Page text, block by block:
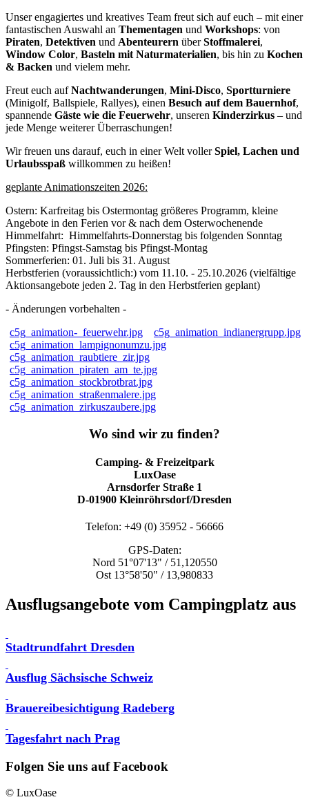
Unser engagiertes und kreatives Team freut sich auf euch – mit einer
fantastischen Auswahl an Thementagen und Workshops: von
Piraten, Detektiven und Abenteurern überStoffmalerei,
Window Color, Basteln mit Naturmaterialien, bis hin zu Kochen
& Backen und vielem mehr.
Freut euch aufNachtwanderungen, Mini-Disco, Sportturniere
(Minigolf, Ballspiele, Rallyes), einen Besuch auf dem Bauernhof,
spannende Gäste wie die Feuerwehr, unseren Kinderzirkus – und
jede Menge weiterer Überraschungen!
Wir freuen uns darauf, euch in einer Welt vollerSpiel, Lachen und
Urlaubsspaß willkommen zu heißen!
geplante Animationszeiten 2026:
Ostern: Karfreitag bis Ostermontag größeres Programm, kleine
Angebote in den Ferien vor & nach dem Osterwochenende
Himmelfahrt: Himmelfahrts-Donnerstag bis folgenden Sonntag
Pfingsten: Pfingst-Samstag bis Pfingst-Montag
Sommerferien: 01. Juli bis 31. August
Herbstferien (voraussichtlich:) vom 11.10. - 25.10.2026 (vielfältige
Aktionsangebote jeden 2. Tag in den Herbstferien geplant)
- Änderungen vorbehalten -
c5g_animation-_feuerwehr.jpg
c5g_animation_indianergrupp.jpg
c5g_animation_lampignonumzu.jpg
c5g_animation_raubtiere_zir.jpg
c5g_animation_piraten_am_te.jpg
c5g_animation_stockbrotbrat.jpg
c5g_animation_straßenmalere.jpg
c5g_animation_zirkuszaubere.jpg
Wo sind wir zu finden?
Camping- & Freizeitpark
LuxOase
Arnsdorfer Straße 1
D-01900 Kleinröhrsdorf/Dresden
Telefon: +49 (0) 35952 - 56666
GPS-Daten:
Nord 51°07'13" / 51,120550
Ost 13°58'50" / 13,980833
Ausflugsangebote vom Campingplatz aus
Stadtrundfahrt Dresden
Ausflug Sächsische Schweiz
Brauereibesichtigung Radeberg
Tagesfahrt nach Prag
Folgen Sie uns auf Facebook
© LuxOase